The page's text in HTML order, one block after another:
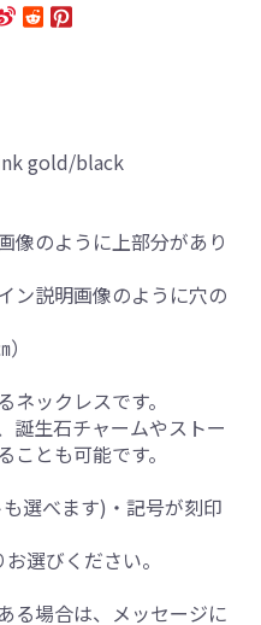
gold/black
のように上部分があり
説明画像のように穴の
ックレスです。
誕生石チャームやストー
とも可能です。
選べます)・記号が刻印
選びください。
る場合は、メッセージに